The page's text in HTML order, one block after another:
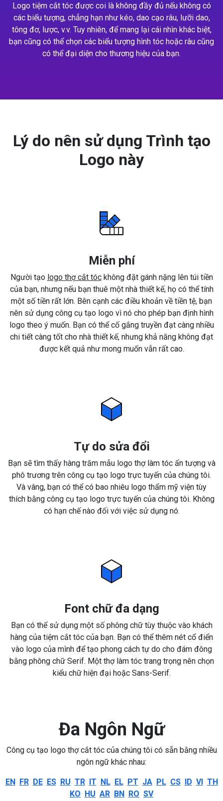
Logo tiệm cắt tóc được coi là không đầy đủ nếu không có
các biểu tượng, chẳng hạn như kéo, dao cạo râu, lưỡi dao,
tông đơ, lược, v.v. Tuy nhiên, để mang lại cái nhìn khác biệt,
bạn cũng có thể chọn các biểu tượng hình tóc hoặc râu cũng
có thể đại diện cho thương hiệu của bạn.
Lý do nên sử dụng Trình tạo
Logo này
Miễn phí
Người tạo logo thợ cắt tóckhông đặt gánh nặng lên túi tiền
của bạn, nhưng nếu bạn thuê một nhà thiết kế, họ có thể tính
một số tiền rất lớn. Bên cạnh các điều khoản về tiền tệ, bạn
nên sử dụng công cụ tạo logo vì nó cho phép bạn định hình
logo theo ý muốn. Bạn có thể cố gắng truyền đạt càng nhiều
chi tiết càng tốt cho nhà thiết kế, nhưng khả năng không đạt
được kết quả như mong muốn vẫn rất cao.
Tự do sửa đổi
Bạn sẽ tìm thấy hàng trăm mẫu logo thợ làm tóc ấn tượng và
phô trương trên công cụ tạo logo trực tuyến của chúng tôi.
Và vâng, bạn có thể có bao nhiêu logo thẩm mỹ viện tùy
thích bằng công cụ tạo logo trực tuyến của chúng tôi. Không
có hạn chế nào đối với việc sử dụng nó.
Font chữ đa dạng
Bạn có thể sử dụng một số phông chữ tùy thuộc vào khách
hàng của tiệm cắt tóc của bạn. Bạn có thể thêm nét cổ điển
vào logo của mình để tạo phong cách tự do cho đám đông
bằng phông chữ Serif. Một thợ làm tóc trang trọng nên chọn
kiểu chữ hiện đại hoặc Sans-Serif.
Đa Ngôn Ngữ
Công cụ tạo logo thợ cắt tóc của chúng tôi có sẵn bằng nhiều
ngôn ngữ khác nhau:
EN FR DE ES RU TR IT NL EL PT JA PL CS ID VI TH
KO HU AR BN RO SV